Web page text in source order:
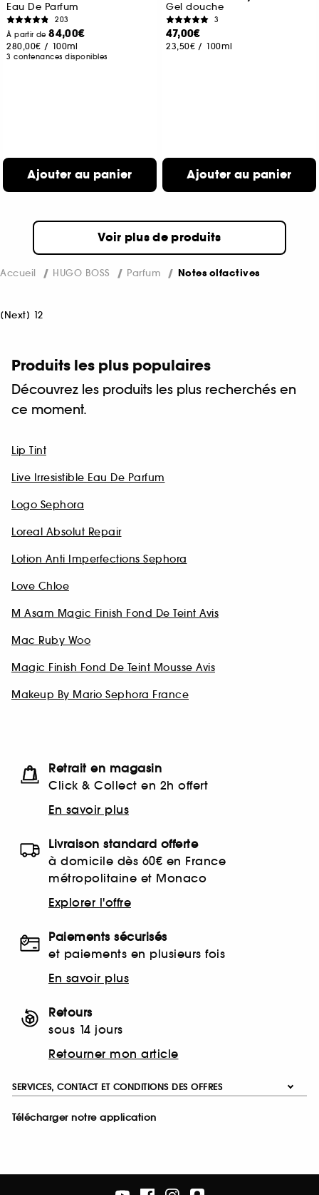
Eau De Parfum
203
À partir de84,00€
280,00€ / 100ml
3 contenances disponibles
Ajouter au panier
Gel douche
3
47,00€
23,50€ / 100ml
Ajouter au panier
Voir plus de produits
Accueil HUGO BOSS Parfum Notes olfactives
[Next] 12
Produits les plus populaires
Découvrez les produits les plus recherchés en
ce moment.
Lip Tint
Live Irresistible Eau De Parfum
Logo Sephora
Loreal Absolut Repair
Lotion Anti Imperfections Sephora
Love Chloe
M Asam Magic Finish Fond De Teint Avis
Mac Ruby Woo
Magic Finish Fond De Teint Mousse Avis
Makeup By Mario Sephora France
Retrait en magasin
Click & Collect en 2h offert
En savoir plus
Livraison standard offerte
à domicile dès 60€ en France
métropolitaine et Monaco
Explorer l'offre
Paiements sécurisés
et paiements en plusieurs fois
En savoir plus
Retours
sous 14 jours
Retourner mon article
SERVICES, CONTACT ET CONDITIONS DES OFFRES
Télécharger notre application